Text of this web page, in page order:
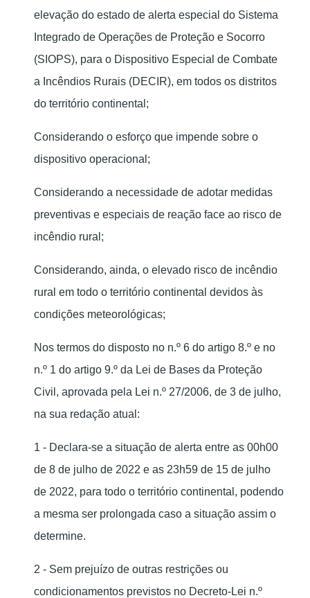
elevação do estado de alerta especial do Sistema
Integrado de Operações de Proteção e Socorro
(SIOPS), para o Dispositivo Especial de Combate
a Incêndios Rurais (DECIR), em todos os distritos
do território continental;
Considerando o esforço que impende sobre o
dispositivo operacional;
Considerando a necessidade de adotar medidas
preventivas e especiais de reação face ao risco de
incêndio rural;
Considerando, ainda, o elevado risco de incêndio
rural em todo o território continental devidos às
condições meteorológicas;
Nos termos do disposto no n.º 6 do artigo 8.º e no
n.º 1 do artigo 9.º da Lei de Bases da Proteção
Civil, aprovada pela Lei n.º 27/2006, de 3 de julho,
na sua redação atual:
1 - Declara-se a situação de alerta entre as 00h00
de 8 de julho de 2022 e as 23h59 de 15 de julho
de 2022, para todo o território continental, podendo
a mesma ser prolongada caso a situação assim o
determine.
2 - Sem prejuízo de outras restrições ou
condicionamentos previstos no Decreto-Lei n.º